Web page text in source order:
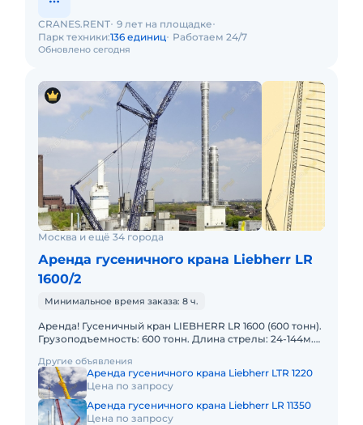
Обновлено сегодня
CRANES.RENT 9 лет на площадке
Парк техники:136 единиц Работаем 24/7
Москва и ещё 34 города
Аренда гусеничного крана Liebherr LR
1600/2
Минимальное время заказа: 8 ч.
Аренда! Гусеничный кран LIEBHERR LR 1600 (600 тонн).
Грузоподъемность: 600 тонн. Длина стрелы: 24-144м.
Другие объявления
Аренда гусеничного крана Liebherr LTR 1220
Цена по запросу
Аренда гусеничного крана Liebherr LR 11350
Цена по запросу